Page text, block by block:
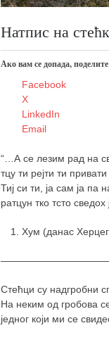
Натпис на
Ако вам се допада,
Facebook
X
LinkedIn
Email
“…А се лезим рад на
тцу ти рејти ти
Тиј си ти, ја сам ја па
ратцун тко тсто сведох
Хум (данас
Стећци су надгробни
На неким од гробова
једног који ми се